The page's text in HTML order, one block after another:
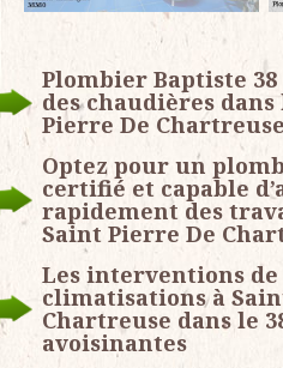
Plombier Baptiste
des chaudières
Pierre De Chartreuse
Optez pour un
certifié et capable
rapidement des
Saint Pierre De
Les interventions de
climatisations à
Chartreuse dans le
avoisinantes